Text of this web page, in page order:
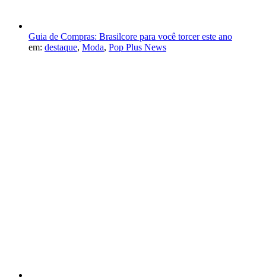
Guia de Compras: Brasilcore para você torcer este ano
em: destaque, Moda, Pop Plus News